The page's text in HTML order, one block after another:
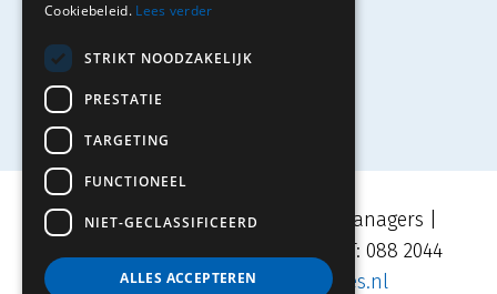
Movares | TRAJECT Adviseurs & Managers |
Velperplein 23, 6811 AH Arnhem | T: 088 2044
500 | E:info.traject@movares.nl
Cookiebeleid. Lees verder
STRIKT NOODZAKELIJK
PRESTATIE
TARGETING
FUNCTIONEEL
NIET-GECLASSIFICEERD
ALLES ACCEPTEREN